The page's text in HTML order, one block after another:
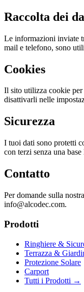
Raccolta dei
Le informazioni inviate
mail e telefono, sono
Cookies
Il sito utilizza cookie per
disattivarli nelle
Sicurezza
I tuoi dati sono protetti
con terzi senza una base
Contatto
Per domande sulla
info@alcodec.com.
Prodotti
Ringhiere &
Terrazza &
Protezione Solare
Carport
Tutti i Prodotti →